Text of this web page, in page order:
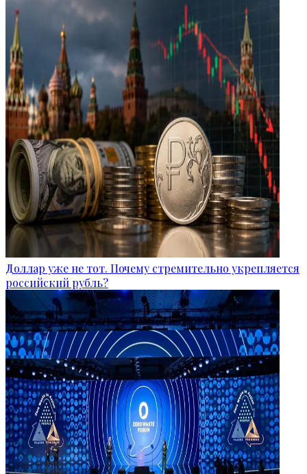
Доллар уже не тот. Почему стремительно укрепляется
российский рубль?